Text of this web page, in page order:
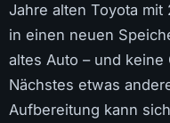
Jahre alten Toyota
in einen neuen
altes Auto – und keine
Nächstes etwas
Aufbereitung kann